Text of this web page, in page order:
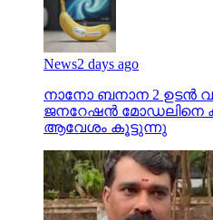
News2 days ago
നാനോ ബനാന 2 ഉടന്‍
ജനറേഷന്‍ മോഡലിനെ
ആവേശം കൂട്ടുന്നു